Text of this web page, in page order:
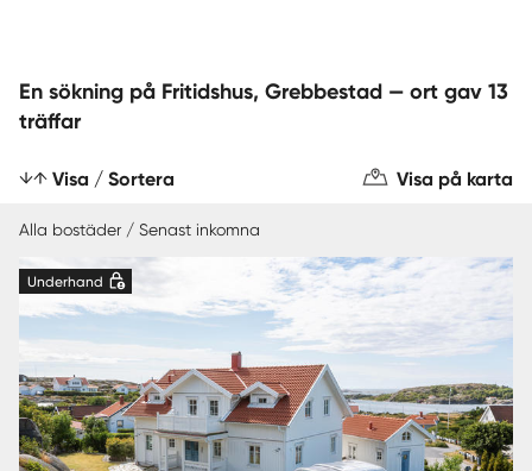
En sökning på Fritidshus, Grebbestad — ort gav 13
träffar
Visa / Sortera Visa på karta
Alla bostäder / Senast inkomna
Underhand